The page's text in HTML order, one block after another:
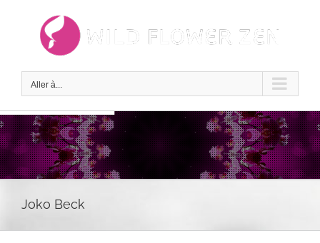
Aller à...
Joko Beck